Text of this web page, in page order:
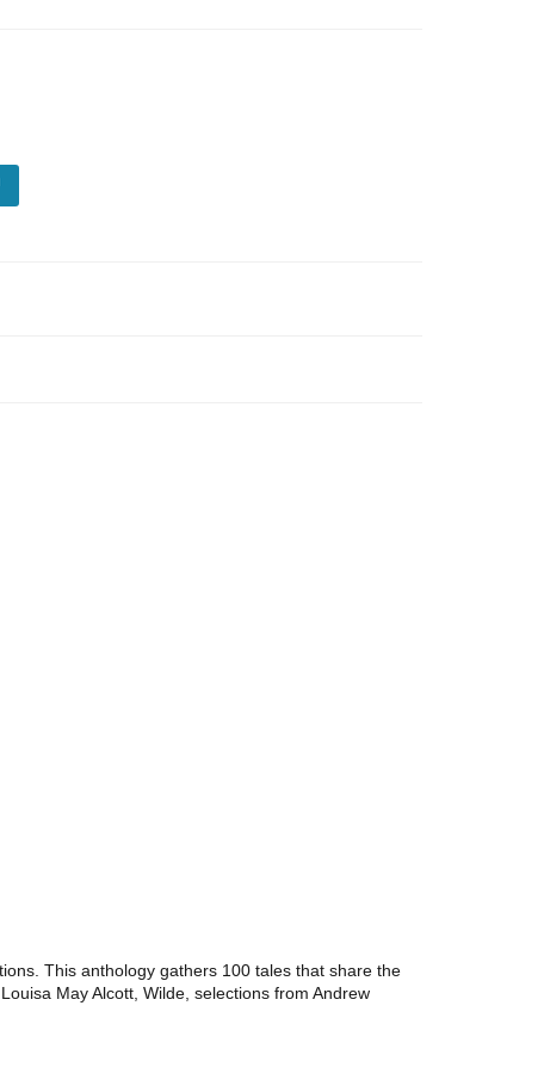
This anthology gathers 100 tales that share the
May Alcott, Wilde, selections from Andrew